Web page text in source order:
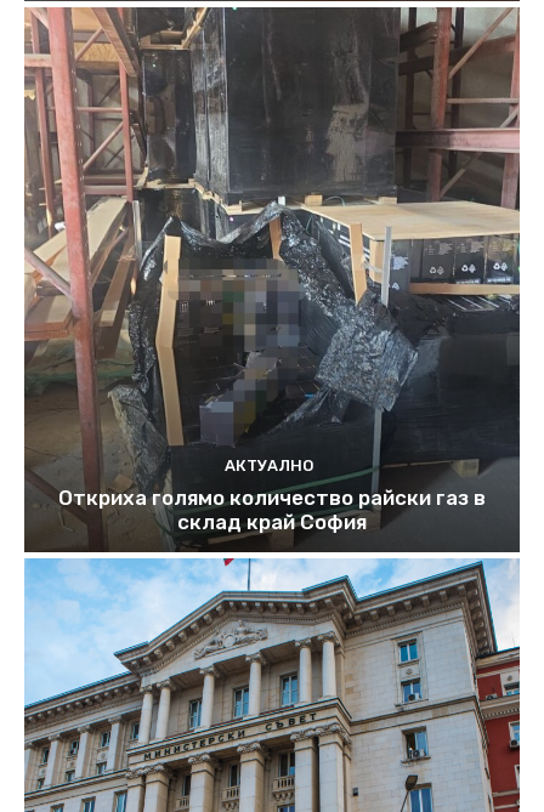
АКТУАЛНО
Откриха голямо количество райски газ в
склад край София